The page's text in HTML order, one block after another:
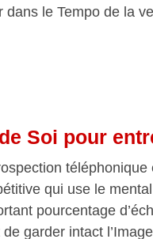
dans le Tempo de la
Soi pour
qui use le
pourcentage
de garder intact